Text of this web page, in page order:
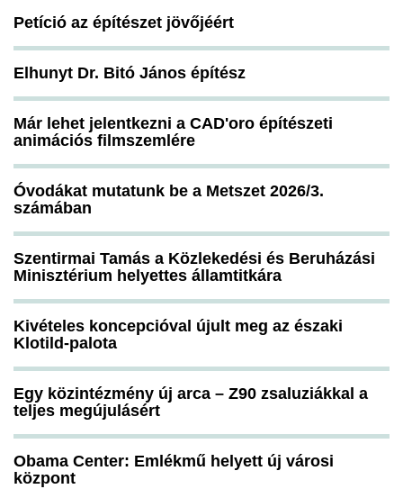
Petíció az építészet jövőjéért
Elhunyt Dr. Bitó János építész
Már lehet jelentkezni a CAD'oro építészeti
animációs filmszemlére
Óvodákat mutatunk be a Metszet 2026/3.
számában
Szentirmai Tamás a Közlekedési és Beruházási
Minisztérium helyettes államtitkára
Kivételes koncepcióval újult meg az északi
Klotild-palota
Egy közintézmény új arca – Z90 zsaluziákkal a
teljes megújulásért
Obama Center: Emlékmű helyett új városi
központ